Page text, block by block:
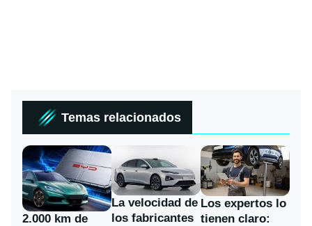
Temas relacionados
2.000 km de
La velocidad de
los fabricantes
Los expertos lo
tienen claro: